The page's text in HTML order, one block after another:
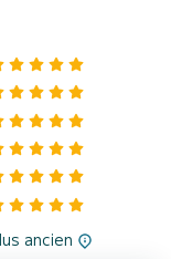
ancien